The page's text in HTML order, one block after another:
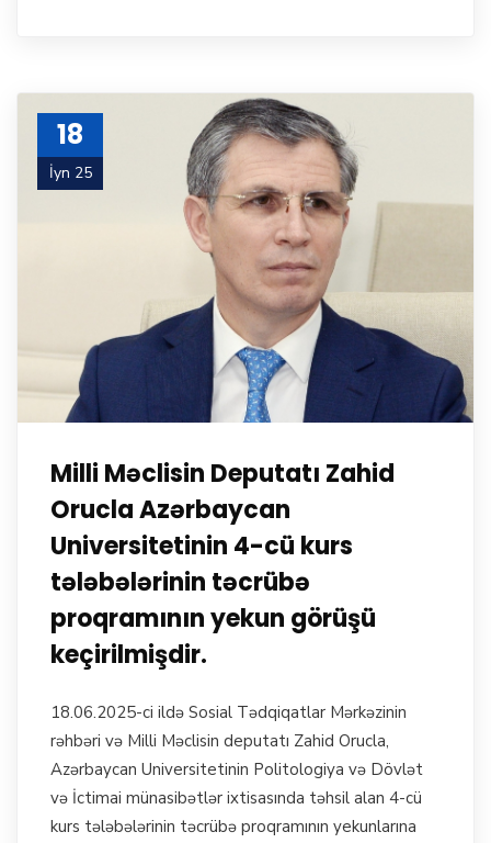
18
İyn 25
Milli Məclisin Deputatı Zahid
Orucla Azərbaycan
Universitetinin 4-cü kurs
tələbələrinin təcrübə
proqramının yekun görüşü
keçirilmişdir.
18.06.2025-ci ildə Sosial Tədqiqatlar Mərkəzinin
rəhbəri və Milli Məclisin deputatı Zahid Orucla,
Azərbaycan Universitetinin Politologiya və Dövlət
və İctimai münasibətlər ixtisasında təhsil alan 4-cü
kurs tələbələrinin təcrübə proqramının yekunlarına